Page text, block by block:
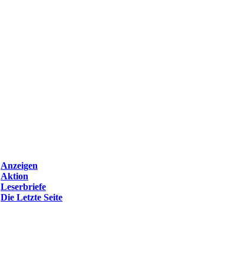
Anzeigen
Aktion
Leserbriefe
Die Letzte Seite